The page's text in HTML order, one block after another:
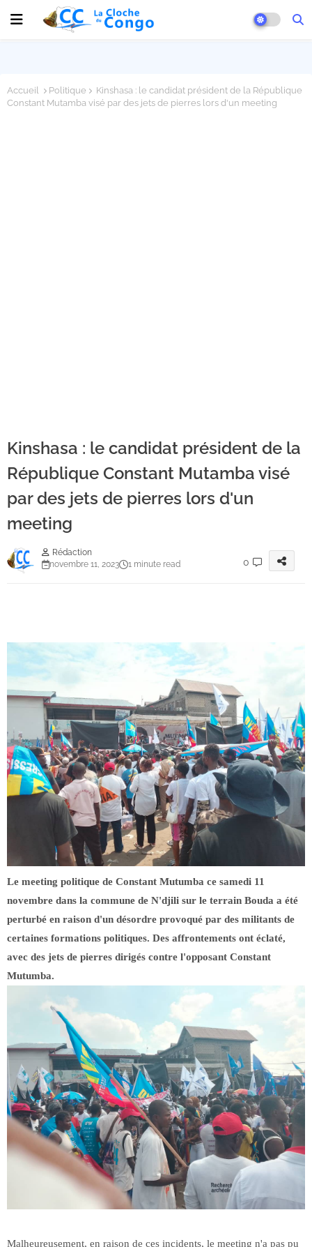
Accueil Politique
Kinshasa : le candidat président de la République
Constant Mutamba visé par des jets de pierres lors d'un meeting
Kinshasa : le candidat président de la
République Constant Mutamba visé
par des jets de pierres lors d'un
meeting
Rédaction
novembre 11, 2023
1 minute read 0
Le meeting politique de Constant Mutumba ce samedi 11
novembre dans la commune de N'djili sur le terrain Bouda a été
perturbé en raison d'un désordre provoqué par des militants de
certaines formations politiques. Des affrontements ont éclaté,
avec des jets de pierres dirigés contre l'opposant Constant
Mutumba.
Malheureusement, en raison de ces incidents, le meeting n'a pas pu